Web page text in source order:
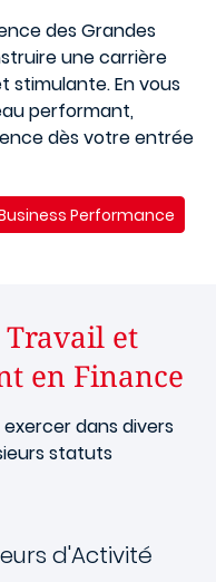
des Grandes
une carrière
stimulante. En vous
performant,
dès votre entrée
Performance
et
en Finance
dans divers
statuts
d'Activité